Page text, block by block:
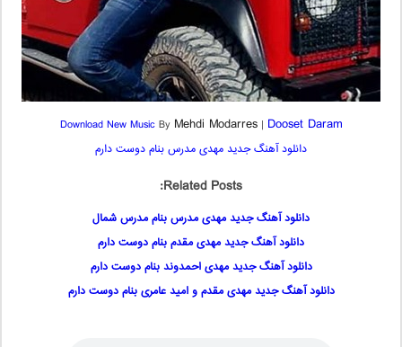
Download New MusicBy Mehdi Modarres| Dooset Daram
دانلود آهنگ جدید مهدی مدرس بنام دوست دارم
Related Posts:
دانلود آهنگ جدید مهدی مدرس بنام مدرس شمال
دانلود آهنگ جدید مهدی مقدم بنام دوست دارم
دانلود آهنگ جدید مهدی احمدوند بنام دوست دارم
دانلود آهنگ جدید مهدی مقدم و امید عامری بنام دوست دارم